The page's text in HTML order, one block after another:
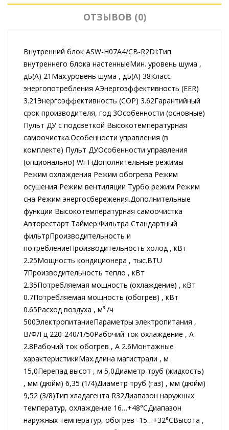
ОТЗЫВОВ (0)
Внутренний блок ASW-H07A4/CB-R2DI:Тип
внутреннего блока настенныеМин. уровень шума ,
дБ(А) 21Max.уровень шума , дБ(А) 38Класс
энергопотребления AЭнергоэффективность (EER)
3.21Энергоэффективность (COP) 3.62Гарантийный
срок производителя, год 3Особенности (основные)
Пульт ДУ с подсветкой Высокотемпературная
самоочистка.Особенности управления (в
комплекте) Пульт ДУОсобенности управления
(опционально) Wi-FiДополнительные режимы
Режим охлаждения Режим обогрева Режим
осушения Режим вентиляции Турбо режим Режим
сна Режим энергосбережения.Дополнительные
функции Высокотемпературная самоочистка
Авторестарт Таймер.Фильтра Стандартный
фильтрПроизводительность и
потреблениеПроизводительность холод , кВт
2.25Мощность кондиционера , тыс.BTU
7Производительность тепло , кВт
2.35Потребляемая мощность (охлаждение) , кВт
0.7Потребляемая мощность (обогрев) , кВт
0.65Расход воздуха , м³ /ч
500ЭлектропитаниеПараметры электропитания ,
В/Ф/Гц 220-240/1/50Рабочий ток охлаждение , А
2.8Рабочий ток обогрев , А 2.6Монтажные
характеристикиMax.длина магистрали , м
15,0Перепад высот , м 5,0Диаметр труб (жидкость)
, мм (дюйм) 6,35 (1/4)Диаметр труб (газ) , мм (дюйм)
9,52 (3/8)Тип хладагента R32Диапазон наружных
температур, охлаждение 16…+48°СДиапазон
наружных температур, обогрев -15…+32°СВысота ,